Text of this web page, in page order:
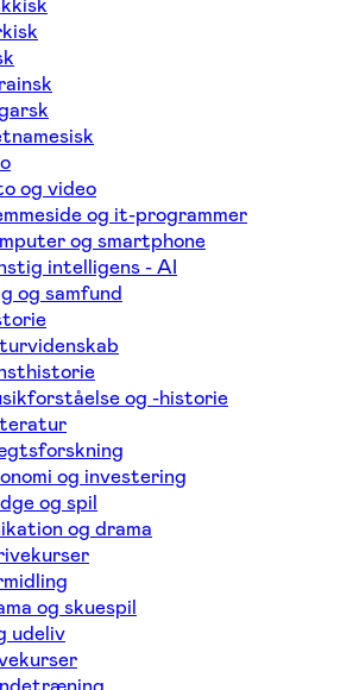
og video
og it-programmer
og smartphone
intelligens - AI
og samfund
og -historie
og investering
og spil
og drama
og skuespil
udeliv